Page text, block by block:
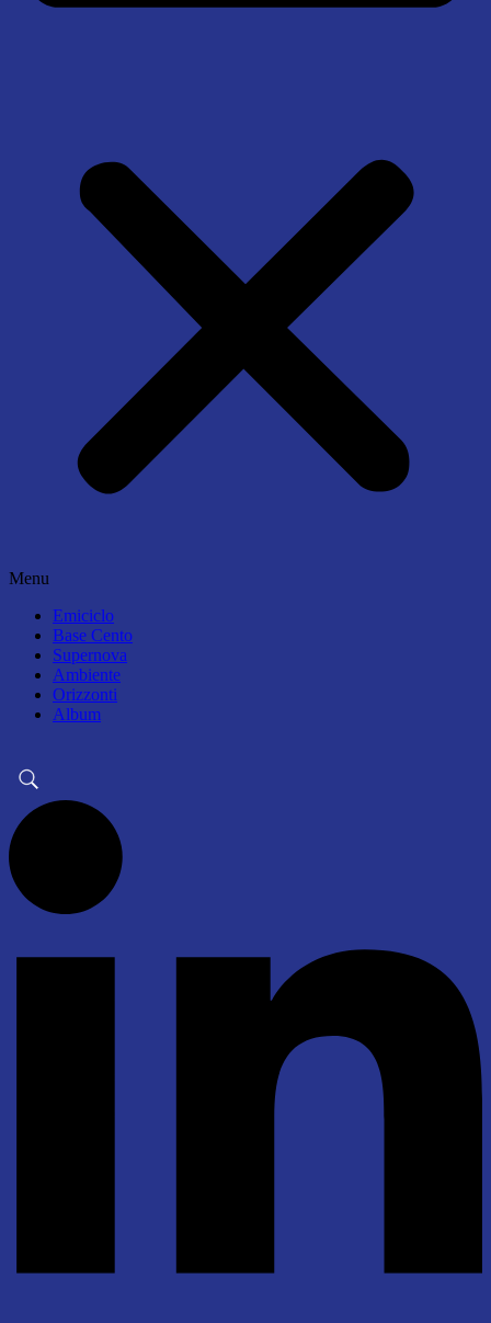
Menu
Emiciclo
Base Cento
Supernova
Ambiente
Orizzonti
Album